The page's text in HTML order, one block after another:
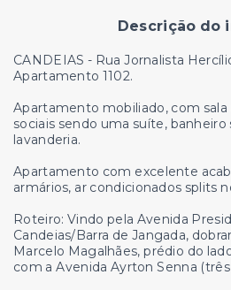
Descrição do
CANDEIAS - Rua Jornalista
Apartamento 1102.
Apartamento mobiliado, com sala
sociais sendo uma suíte, banheiro
lavanderia.
Apartamento com excelente
armários, ar condicionados splits
Roteiro: Vindo pela Avenida
Candeias/Barra de Jangada,
Marcelo Magalhães, prédio do
com a Avenida Ayrton Senna (três